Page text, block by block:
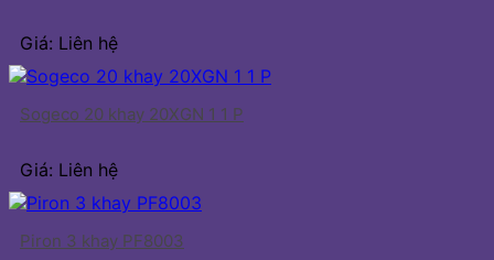
Giá: Liên hệ
Sogeco 20 khay 20XGN 1 1 P
Giá: Liên hệ
Piron 3 khay PF8003